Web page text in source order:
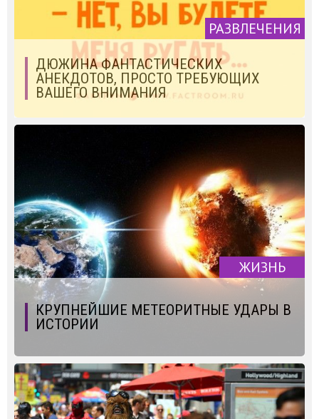
РАЗВЛЕЧЕНИЯ
ДЮЖИНА ФАНТАСТИЧЕСКИХ
АНЕКДОТОВ, ПРОСТО ТРЕБУЮЩИХ
ВАШЕГО ВНИМАНИЯ
ЖИЗНЬ
КРУПНЕЙШИЕ МЕТЕОРИТНЫЕ УДАРЫ В
ИСТОРИИ